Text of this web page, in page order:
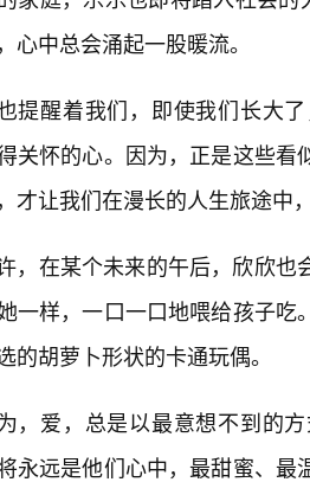
心中总会涌起一股暖流。
提醒着我们，即使我们长大
关怀的心。因为，正是这些
才让我们在漫长的人生旅途中
，在某个未来的午后，欣欣也
一样，一口一口地喂给孩子
的胡萝卜形状的卡通玩偶。
，爱，总是以最意想不到的
永远是他们心中，最甜蜜、